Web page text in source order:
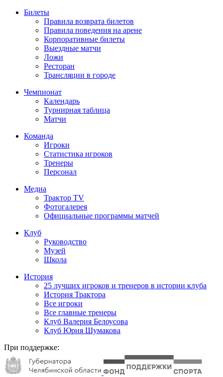
Билеты
Правила возврата билетов
Правила поведения на арене
Корпоративные билеты
Выездные матчи
Ложи
Ресторан
Трансляции в городе
Чемпионат
Календарь
Турнирная таблица
Матчи
Команда
Игроки
Статистика игроков
Тренеры
Персонал
Медиа
Трактор TV
Фотогалерея
Официальные программы матчей
Клуб
Руководство
Музей
Школа
История
25 лучших игроков и тренеров в истории клуба
История Трактора
Все игроки
Все главные тренеры
Клуб Валерия Белоусова
Клуб Юрия Шумакова
При поддержке: